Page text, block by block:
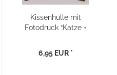
Kissenhülle mit
Fotodruck “Katze +
6,95 EUR *